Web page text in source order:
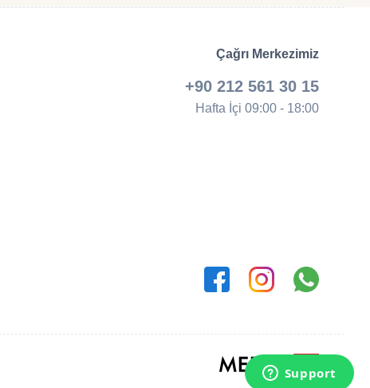
Çağrı Merkezimiz
+90 212 561 30 15
Hafta İçi 09:00 - 18:00